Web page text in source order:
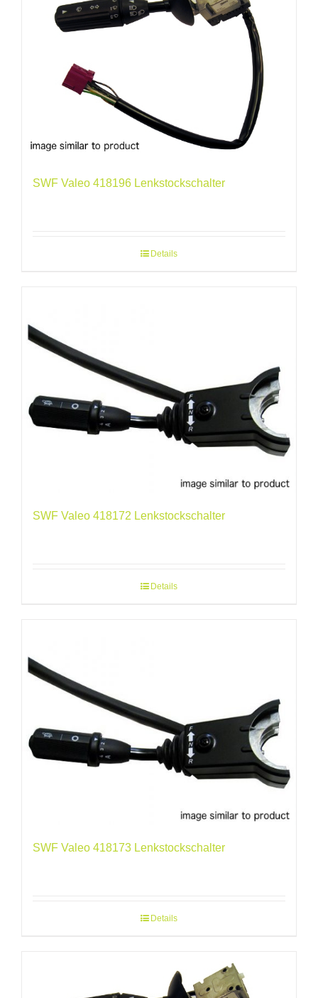
SWF Valeo 418196 Lenkstockschalter
Details
SWF Valeo 418172 Lenkstockschalter
Details
SWF Valeo 418173 Lenkstockschalter
Details